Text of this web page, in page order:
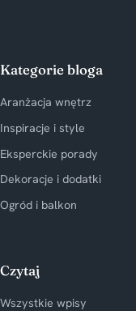
Kategorie bloga
Aranżacja wnętrz
Inspiracje i style
Eksperckie porady
Dekoracje i dodatki
Ogród i balkon
Czytaj
Wszystkie wpisy